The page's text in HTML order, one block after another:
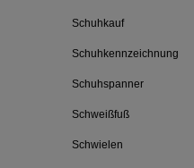
Schuhkauf
Schuhkennzeichnung
Schuhspanner
Schweißfuß
Schwielen